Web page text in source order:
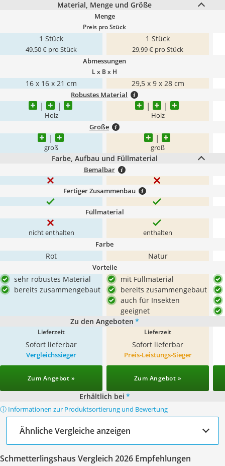
Material, Menge und Größe
Menge
Preis pro Stück
1 Stück
49,50 € pro Stück
1 Stück
29,99 € pro Stück
Abmessungen
L x B x H
16 x 16 x 21 cm 29,5 x 9 x 28 cm
Robustes Material
Holz Holz
Größe
groß groß
Farbe, Aufbau und Füllmaterial
Bemalbar
Fertiger Zusammenbau
Füllmaterial
nicht enthalten enthalten
Farbe
Rot Natur
Vorteile
sehr robustes Material
bereits zusammengebaut
mit Füllmaterial
bereits zusammengebaut
auch für Insekten
geeignet
Zu den Angeboten *
Lieferzeit
Sofort lieferbar
Lieferzeit
Sofort lieferbar
Vergleichssieger
Zum Angebot »
Preis-Leistungs-Sieger
Zum Angebot »
Erhältlich bei *
ⓘ Informationen zur Produktsortierung und Bewertung
Ähnliche Vergleiche anzeigen
Schmetterlingshaus Vergleich 2026 Empfehlungen